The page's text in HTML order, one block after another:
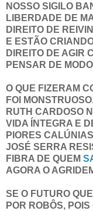
NOSSO SIGILO
LIBERDADE DE
DIREITO DE
E ESTÃO
DIREITO DE AGIR
PENSAR DE
O QUE FIZERAM
FOI
RUTH CARDOSO
VIDA ÍNTEGRA E
PIORES
JOSÉ SERRA
FIBRA DE QUEM
AGORA O
SE O FUTURO
POR ROBÔS,